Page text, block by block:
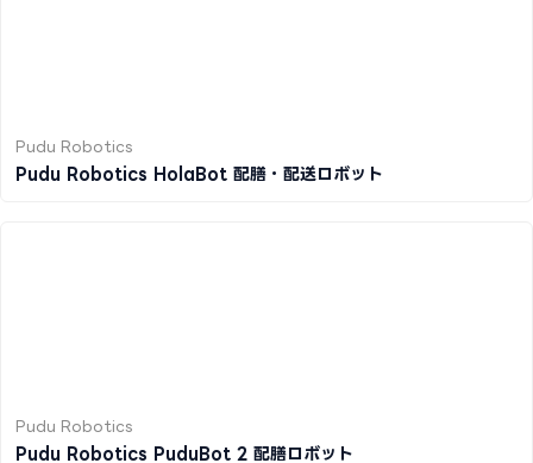
Pudu Robotics
Pudu Robotics HolaBot 配膳・配送ロボット
Pudu Robotics
Pudu Robotics PuduBot 2 配膳ロボット